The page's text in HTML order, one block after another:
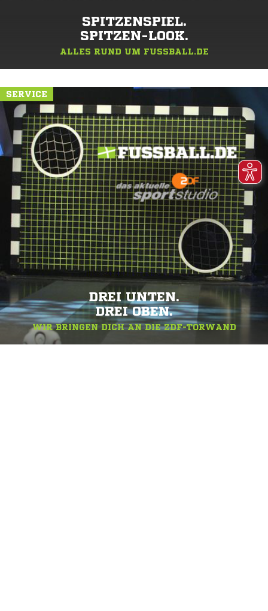
SPITZENSPIEL.
SPITZEN-LOOK.
ALLES RUND UM FUSSBALL.DE
SERVICE
DREI UNTEN.
DREI OBEN.
WIR BRINGEN DICH AN DIE ZDF-TORWAND